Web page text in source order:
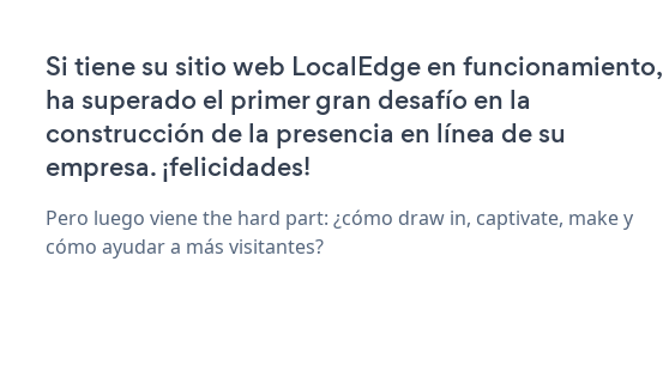
Si tiene su sitio web LocalEdge en funcionamiento,
ha superado el primer gran desafío en la
construcción de la presencia en línea de su
empresa. ¡felicidades!
Pero luego viene the hard part: ¿cómo draw in, captivate, make y
cómo ayudar a más visitantes?